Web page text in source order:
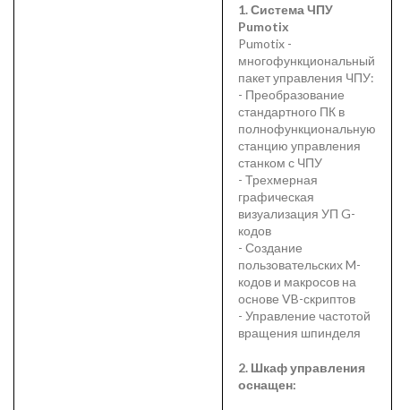
1. Система ЧПУ
Pumotix
Pumotix -
многофункциональный
пакет управления ЧПУ:
- Преобразование
стандартного ПК в
полнофункциональную
станцию управления
станком с ЧПУ
- Трехмерная
графическая
визуализация УП G-
кодов
- Создание
пользовательских M-
кодов и макросов на
основе VB-скриптов
- Управление частотой
вращения шпинделя
2. Шкаф управления
оснащен: